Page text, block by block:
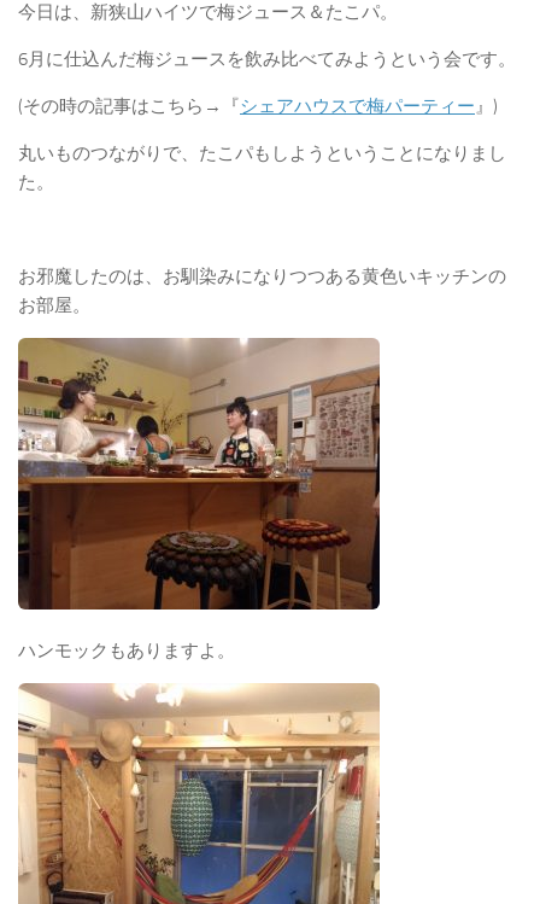
今日は、新狭山ハイツで梅ジュース＆たこパ。
6月に仕込んだ梅ジュースを飲み比べてみようという会です。
(その時の記事はこちら→『シェアハウスで梅パーティー』)
丸いものつながりで、たこパもしようということになりまし
た。
お邪魔したのは、お馴染みになりつつある黄色いキッチンの
お部屋。
ハンモックもありますよ。